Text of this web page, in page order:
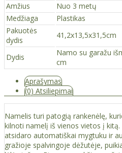
Amžius
Nuo 3 metų
Medžiaga
Plastikas
Pakuotės
dydis
41,2x13,5x31,5cm
Dydis
Namo su garažu
cm
Aprašymas
(0) Atsiliepimai
Namelis turi patogią rankenėlę,
kilnoti namelį iš vienos vietos į
atsidaro automatiškai mygtuku ir
gražioje spalvingoje dėžutėje,